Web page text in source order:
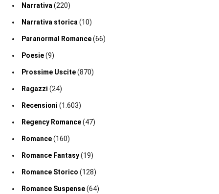
Narrativa(220)
Narrativa storica(10)
Paranormal Romance(66)
Poesie(9)
Prossime Uscite(870)
Ragazzi (24)
Recensioni (1.603)
Regency Romance(47)
Romance(160)
Romance Fantasy(19)
Romance Storico (128)
Romance Suspense(64)